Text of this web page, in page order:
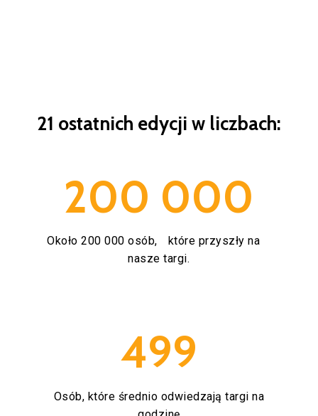
21 ostatnich edycji w liczbach:
200 000
Około 200 000 osób, które przyszły na
nasze targi.
499
Osób, które średnio odwiedzają targi na